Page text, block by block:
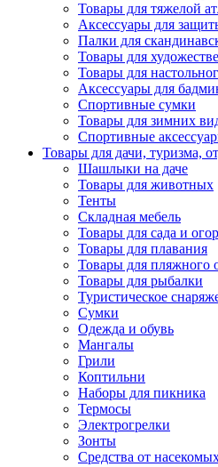
Товары для тяжелой
Аксессуары для
Палки для
Товары для
Товары для
Аксессуары для
Спортивные сумки
Товары для зимних
Спортивные
Товары для дачи, туризма,
Шашлыки на даче
Товары для животных
Тенты
Складная мебель
Товары для сада и
Товары для плавания
Товары для пляжного
Товары для рыбалки
Туристическое
Сумки
Одежда и обувь
Мангалы
Грили
Коптильни
Наборы для пикника
Термосы
Электрогрелки
Зонты
Средства от